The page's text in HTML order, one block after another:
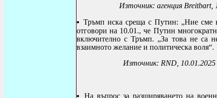
Източник: агенция Breitbart,
▪ Тръмп иска среща с Путин: „Ние сме
отговори на 10.01., че Путин
включително с Тръмп. „За това не са
взаимното желание и политическа воля“.
Източник: RND, 10.01.2025
▪ На въпрос за разширяването на